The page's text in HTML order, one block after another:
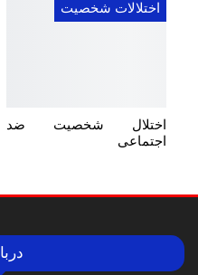
اختلالات شخصیت
اختلال شخصیت ضد
اجتماعی